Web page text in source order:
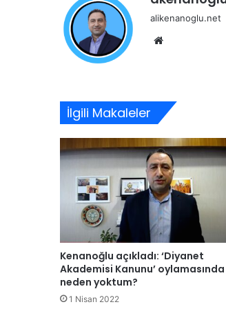
alikenanoglu.net
İlgili Makaleler
Kenanoğlu açıkladı: ‘Diyanet
Akademisi Kanunu’ oylamasında
neden yoktum?
1 Nisan 2022